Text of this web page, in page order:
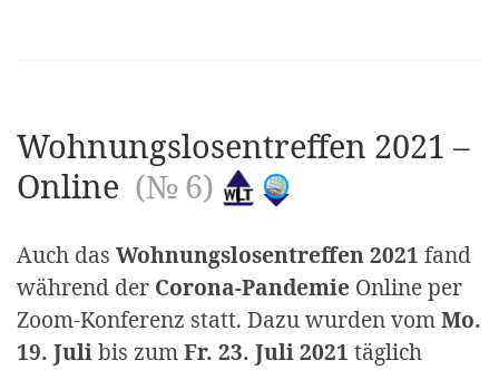
Wohnungslosentreffen 2021 –
Online (№ 6)
Auch das Wohnungslosentreffen 2021 fand
während der Corona-Pandemie Online per
Zoom-Konferenz statt. Dazu wurden vomMo.
19. Julibis zumFr. 23. Juli 2021 täglich